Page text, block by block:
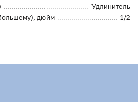
Удлинитель
дюйм
1/2